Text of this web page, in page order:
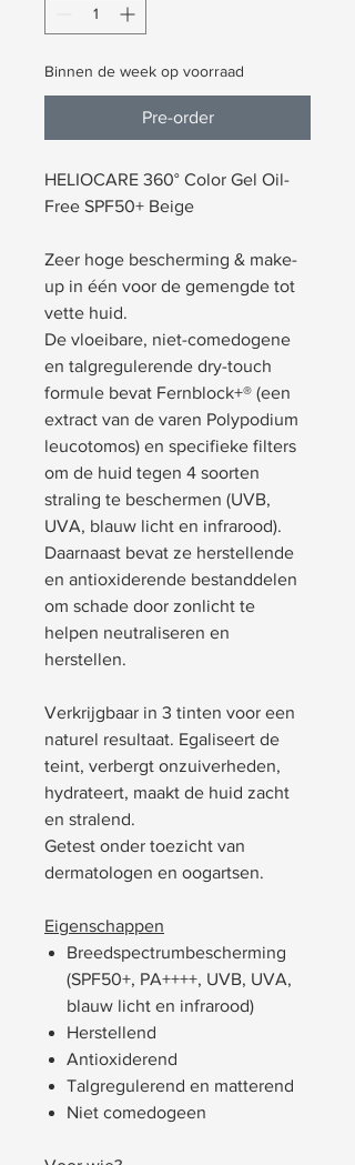
Binnen de week op voorraad
Pre-order
HELIOCARE 360° Color Gel Oil-
Free SPF50+ Beige
Zeer hoge bescherming & make-
up in één voor de gemengde tot
vette huid.
De vloeibare, niet-comedogene
en talgregulerende dry-touch
formule bevat Fernblock+® (een
extract van de varen Polypodium
leucotomos) en specifieke filters
om de huid tegen 4 soorten
straling te beschermen (UVB,
UVA, blauw licht en infrarood).
Daarnaast bevat ze herstellende
en antioxiderende bestanddelen
om schade door zonlicht te
helpen neutraliseren en
herstellen.
Verkrijgbaar in 3 tinten voor een
naturel resultaat. Egaliseert de
teint, verbergt onzuiverheden,
hydrateert, maakt de huid zacht
en stralend.
Getest onder toezicht van
dermatologen en oogartsen.
Eigenschappen
Breedspectrumbescherming
(SPF50+, PA++++, UVB, UVA,
blauw licht en infrarood)
Herstellend
Antioxiderend
Talgregulerend en matterend
Niet comedogeen